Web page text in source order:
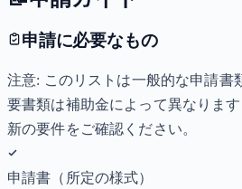
申請に必要なもの
注意: このリストは一般的な申請書
要書類は補助金によって異なりま
新の要件をご確認ください。
申請書（所定の様式）